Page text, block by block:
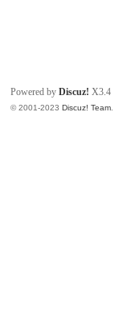
Powered byDiscuz! X3.4
© 2001-2023Discuz! Team